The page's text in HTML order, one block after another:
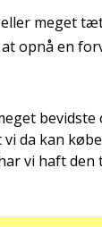
meget
opnå en
bevid­ste
da kan
vi haft